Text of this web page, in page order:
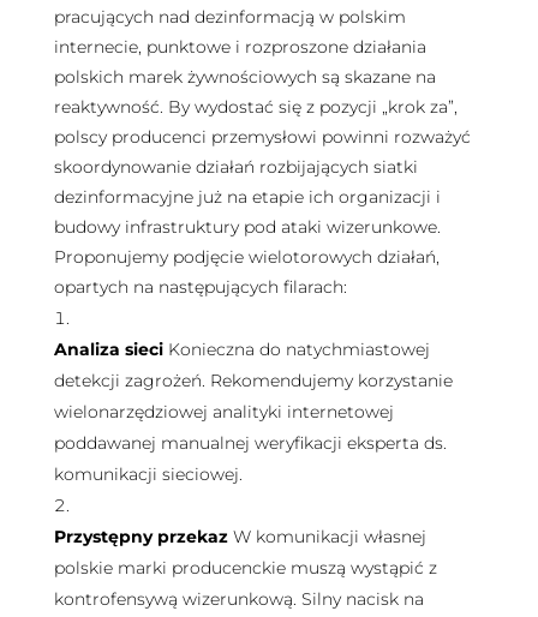
pracujących nad dezinformacją w polskim
internecie, punktowe i rozproszone działania
polskich marek żywnościowych są skazane na
reaktywność. By wydostać się z pozycji „krok za”,
polscy producenci przemysłowi powinni rozważyć
skoordynowanie działań rozbijających siatki
dezinformacyjne już na etapie ich organizacji i
budowy infrastruktury pod ataki wizerunkowe.
Proponujemy podjęcie wielotorowych działań,
opartych na następujących filarach:
Analiza sieci Konieczna do natychmiastowej
detekcji zagrożeń. Rekomendujemy korzystanie
wielonarzędziowej analityki internetowej
poddawanej manualnej weryfikacji eksperta ds.
komunikacji sieciowej.
Przystępny przekaz W komunikacji własnej
polskie marki producenckie muszą wystąpić z
kontrofensywą wizerunkową. Silny nacisk na